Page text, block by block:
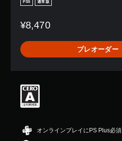
PS5 通常版
¥8,470
プレオーダー
オンラインプレイにPS Plus必須